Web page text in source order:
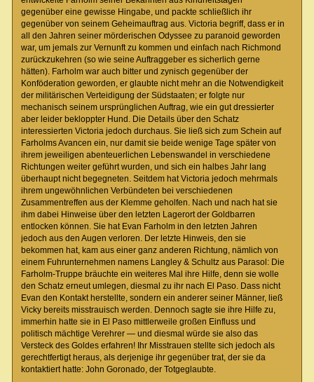
gegenüber eine gewisse Hingabe, und packte schließlich ihr
gegenüber von seinem Geheimauftrag aus. Victoria begriff, dass er in
all den Jahren seiner mörderischen Odyssee zu paranoid geworden
war, um jemals zur Vernunft zu kommen und einfach nach Richmond
zurückzukehren (so wie seine Auftraggeber es sicherlich gerne
hätten). Farholm war auch bitter und zynisch gegenüber der
Konföderation geworden, er glaubte nicht mehr an die Notwendigkeit
der militärischen Verteidigung der Südstaaten; er folgte nur
mechanisch seinem ursprünglichen Auftrag, wie ein gut dressierter
aber leider bekloppter Hund. Die Details über den Schatz
interessierten Victoria jedoch durchaus. Sie ließ sich zum Schein auf
Farholms Avancen ein, nur damit sie beide wenige Tage später von
ihrem jeweiligen abenteuerlichen Lebenswandel in verschiedene
Richtungen weiter geführt wurden, und sich ein halbes Jahr lang
überhaupt nicht begegneten. Seitdem hat Victoria jedoch mehrmals
ihrem ungewöhnlichen Verbündeten bei verschiedenen
Zusammentreffen aus der Klemme geholfen. Nach und nach hat sie
ihm dabei Hinweise über den letzten Lagerort der Goldbarren
entlocken können. Sie hat Evan Farholm in den letzten Jahren
jedoch aus den Augen verloren. Der letzte Hinweis, den sie
bekommen hat, kam aus einer ganz anderen Richtung, nämlich von
einem Fuhrunternehmen namens Langley & Schultz aus Parasol: Die
Farholm-Truppe bräuchte ein weiteres Mal ihre Hilfe, denn sie wolle
den Schatz erneut umlegen, diesmal zu ihr nach El Paso. Dass nicht
Evan den Kontakt herstellte, sondern ein anderer seiner Männer, ließ
Vicky bereits misstrauisch werden. Dennoch sagte sie ihre Hilfe zu,
immerhin hatte sie in El Paso mittlerweile großen Einfluss und
politisch mächtige Verehrer — und diesmal würde sie also das
Versteck des Goldes erfahren! Ihr Misstrauen stellte sich jedoch als
gerechtfertigt heraus, als derjenige ihr gegenüber trat, der sie da
kontaktiert hatte: John Goronado, der Totgeglaubte.